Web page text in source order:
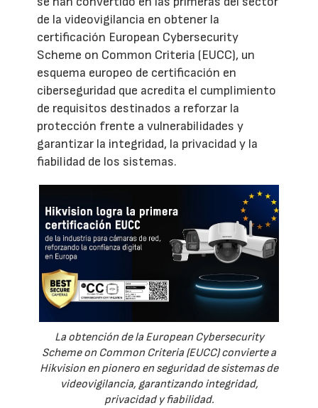
de la videovigilancia en obtener la
certificación European Cybersecurity
Scheme on Common Criteria (EUCC), un
esquema europeo de certificación en
ciberseguridad que acredita el cumplimiento
de requisitos destinados a reforzar la
protección frente a vulnerabilidades y
garantizar la integridad, la privacidad y la
fiabilidad de los sistemas.
La obtención de la European Cybersecurity
Scheme on Common Criteria (EUCC) convierte a
Hikvision en pionero en seguridad de sistemas de
videovigilancia, garantizando integridad,
privacidad y fiabilidad.